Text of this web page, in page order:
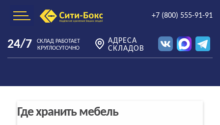
+7 (800) 555-91-91
24/7
СКЛАД РАБОТАЕТ
КРУГЛОСУТОЧНО
АДРЕСА
СКЛАДОВ
Где хранить мебель